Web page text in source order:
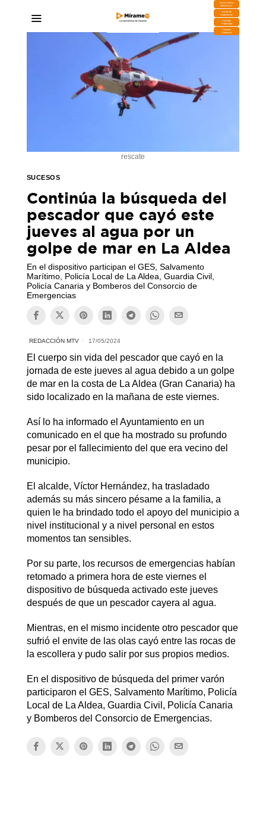
DESCARGA
MIRAPLAY
Buzón de
Sugerencias
Contratar
Publicidad
Contacto
Comercial
rescate
SUCESOS
Continúa la búsqueda del
pescador que cayó este
jueves al agua por un
golpe de mar en La Aldea
En el dispositivo participan el GES, Salvamento
Marítimo, Policía Local de La Aldea, Guardia Civil,
Policía Canaria y Bomberos del Consorcio de
Emergencias
REDACCIÓN MTV 17/05/2024
El cuerpo sin vida del pescador que cayó en la
jornada de este jueves al agua debido a un golpe
de mar en la costa de La Aldea (Gran Canaria) ha
sido localizado en la mañana de este viernes.
Así lo ha informado el Ayuntamiento en un
comunicado en el que ha mostrado su profundo
pesar por el fallecimiento del que era vecino del
municipio.
El alcalde, Víctor Hernández, ha trasladado
además su más sincero pésame a la familia, a
quien le ha brindado todo el apoyo del municipio a
nivel institucional y a nivel personal en estos
momentos tan sensibles.
Por su parte, los recursos de emergencias habían
retomado a primera hora de este viernes el
dispositivo de búsqueda activado este jueves
después de que un pescador cayera al agua.
Mientras, en el mismo incidente otro pescador que
sufrió el envite de las olas cayó entre las rocas de
la escollera y pudo salir por sus propios medios.
En el dispositivo de búsqueda del primer varón
participaron el GES, Salvamento Marítimo, Policía
Local de La Aldea, Guardia Civil, Policía Canaria
y Bomberos del Consorcio de Emergencias.